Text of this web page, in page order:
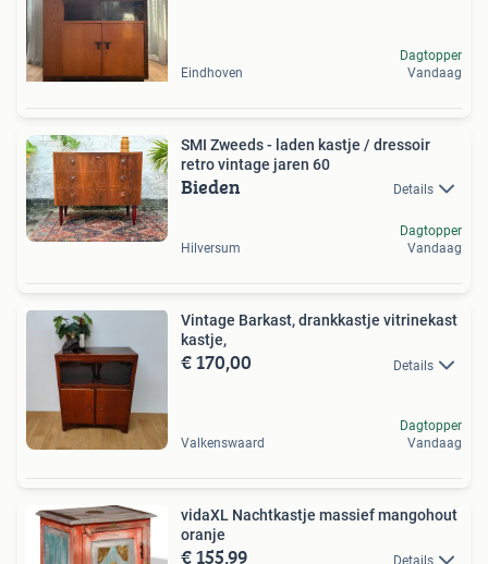
Eindhoven
Dagtopper
Vandaag
SMI Zweeds - laden kastje / dressoir
retro vintage jaren 60
Bieden Details
Hilversum
Dagtopper
Vandaag
Vintage Barkast, drankkastje vitrinekast
kastje,
€ 170,00 Details
Valkenswaard
Dagtopper
Vandaag
vidaXL Nachtkastje massief mangohout
oranje
€ 155,99 Details